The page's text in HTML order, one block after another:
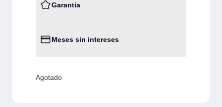
Garantia
Meses sin intereses
Agotado